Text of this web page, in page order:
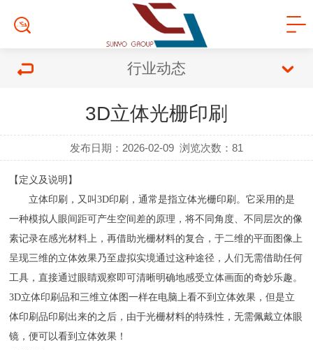
行业动态
3D立体光栅印刷
发布日期：2026-02-09 浏览次数：81
【定义及说明】
立体印刷，又叫3D印刷，通常是指立体光栅印刷。它采用的是
一种模拟人眼间距可产生空间差的原理，将不同角度、不同层次的像
素记录在感光材料上，再借助光栅材料的复合，于二维的平面图像上
呈现三维的立体效果乃至虚拟实境通过这种途径，人们无需借助任何
工具，直接通过眼睛观察即可清晰明确地感受立体画面的奇妙乐趣。
3D立体印刷品和三维立体图一样在电脑上看不到立体效果，但是立
体印刷品印刷出来的之后，由于光栅材料的特殊性，无需佩戴立体眼
镜，便可以看到立体效果！